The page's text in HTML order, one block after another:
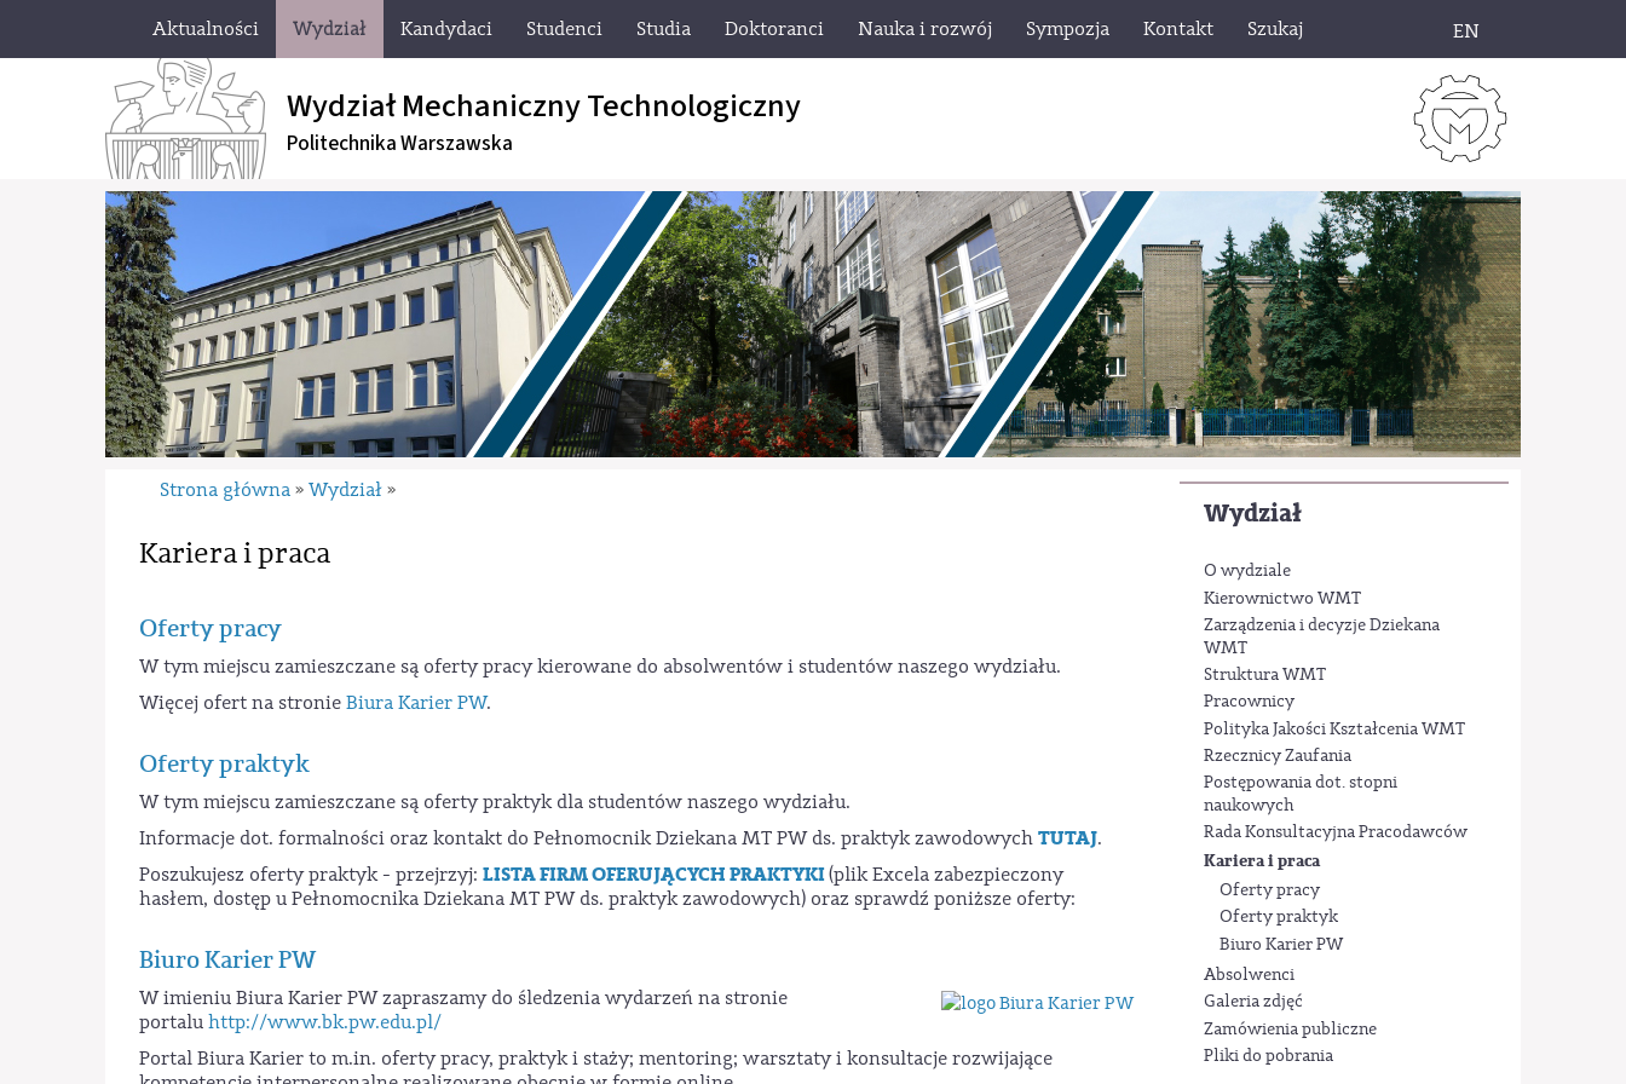
Aktualności Wydział Kandydaci Studenci Studia Doktoranci Nauka i rozwój Sympozja Kontakt Szukaj EN
Wydział Mechaniczny Technologiczny
Politechnika Warszawska
Wydział
O wydziale
Kierownictwo WMT
Zarządzenia i decyzje Dziekana
WMT
Struktura WMT
Pracownicy
Polityka Jakości Kształcenia WMT
Rzecznicy Zaufania
Postępowania dot. stopni
naukowych
Rada Konsultacyjna Pracodawców
Kariera i praca
Oferty pracy
Oferty praktyk
Biuro Karier PW
Absolwenci
Galeria zdjęć
Zamówienia publiczne
Pliki do pobrania
Strona główna » Wydział »
Kariera i praca
Oferty pracy
W tym miejscu zamieszczane są oferty pracy kierowane do absolwentów i studentów naszego wydziału.
Więcej ofert na stronie Biura Karier PW.
Oferty praktyk
W tym miejscu zamieszczane są oferty praktyk dla studentów naszego wydziału.
Informacje dot. formalności oraz kontakt do Pełnomocnik Dziekana MT PW ds. praktyk zawodowych TUTAJ.
Poszukujesz oferty praktyk - przejrzyj: LISTA FIRM OFERUJĄCYCH PRAKTYKI(plik Excela zabezpieczony
hasłem, dostęp u Pełnomocnika Dziekana MT PW ds. praktyk zawodowych) oraz sprawdź poniższe oferty:
Biuro Karier PW
W imieniu Biura Karier PW zapraszamy do śledzenia wydarzeń na stronie
portalu http://www.bk.pw.edu.pl/
Portal Biura Karier to m.in. oferty pracy, praktyk i staży; mentoring; warsztaty i konsultacje rozwijające